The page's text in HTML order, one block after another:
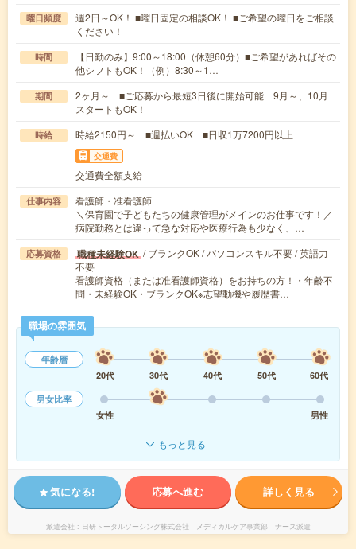
曜日頻度
週2日～OK！ ■曜日固定の相談OK！ ■ご希望の曜日をご相談
ください！
時間
【日勤のみ】9:00～18:00（休憩60分）■ご希望があればその
他シフトもOK！（例）8:30～1…
期間
2ヶ月～ ■ご応募から最短3日後に開始可能 9月～、10月
スタートもOK！
時給 時給2150円～ ■週払いOK ■日収1万7200円以上
交通費
交通費全額支給
仕事内容
看護師・准看護師
＼保育園で子どもたちの健康管理がメインのお仕事です！／
病院勤務とは違って急な対応や医療行為も少なく、…
応募資格 職種未経験OK / ブランクOK / パソコンスキル不要 / 英語力
不要
看護師資格（または准看護師資格）をお持ちの方！・年齢不
問・未経験OK・ブランクOK※志望動機や履歴書…
職場の雰囲気
年齢層
20代
30代 40代 50代
60代
男女比率
女性
男性
もっと見る
気になる! 応募へ進む 詳しく見る
派遣会社 日研トータルソーシング株式会社 メディカルケア事業部 ナース派遣